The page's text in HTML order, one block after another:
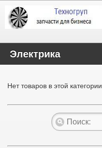
Электрика
Нет товаров в этой категории.